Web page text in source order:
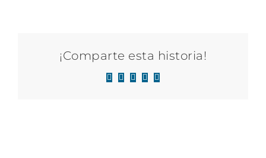
¡Comparte esta historia!
Facebook
X LinkedIn
WhatsApp
Correo